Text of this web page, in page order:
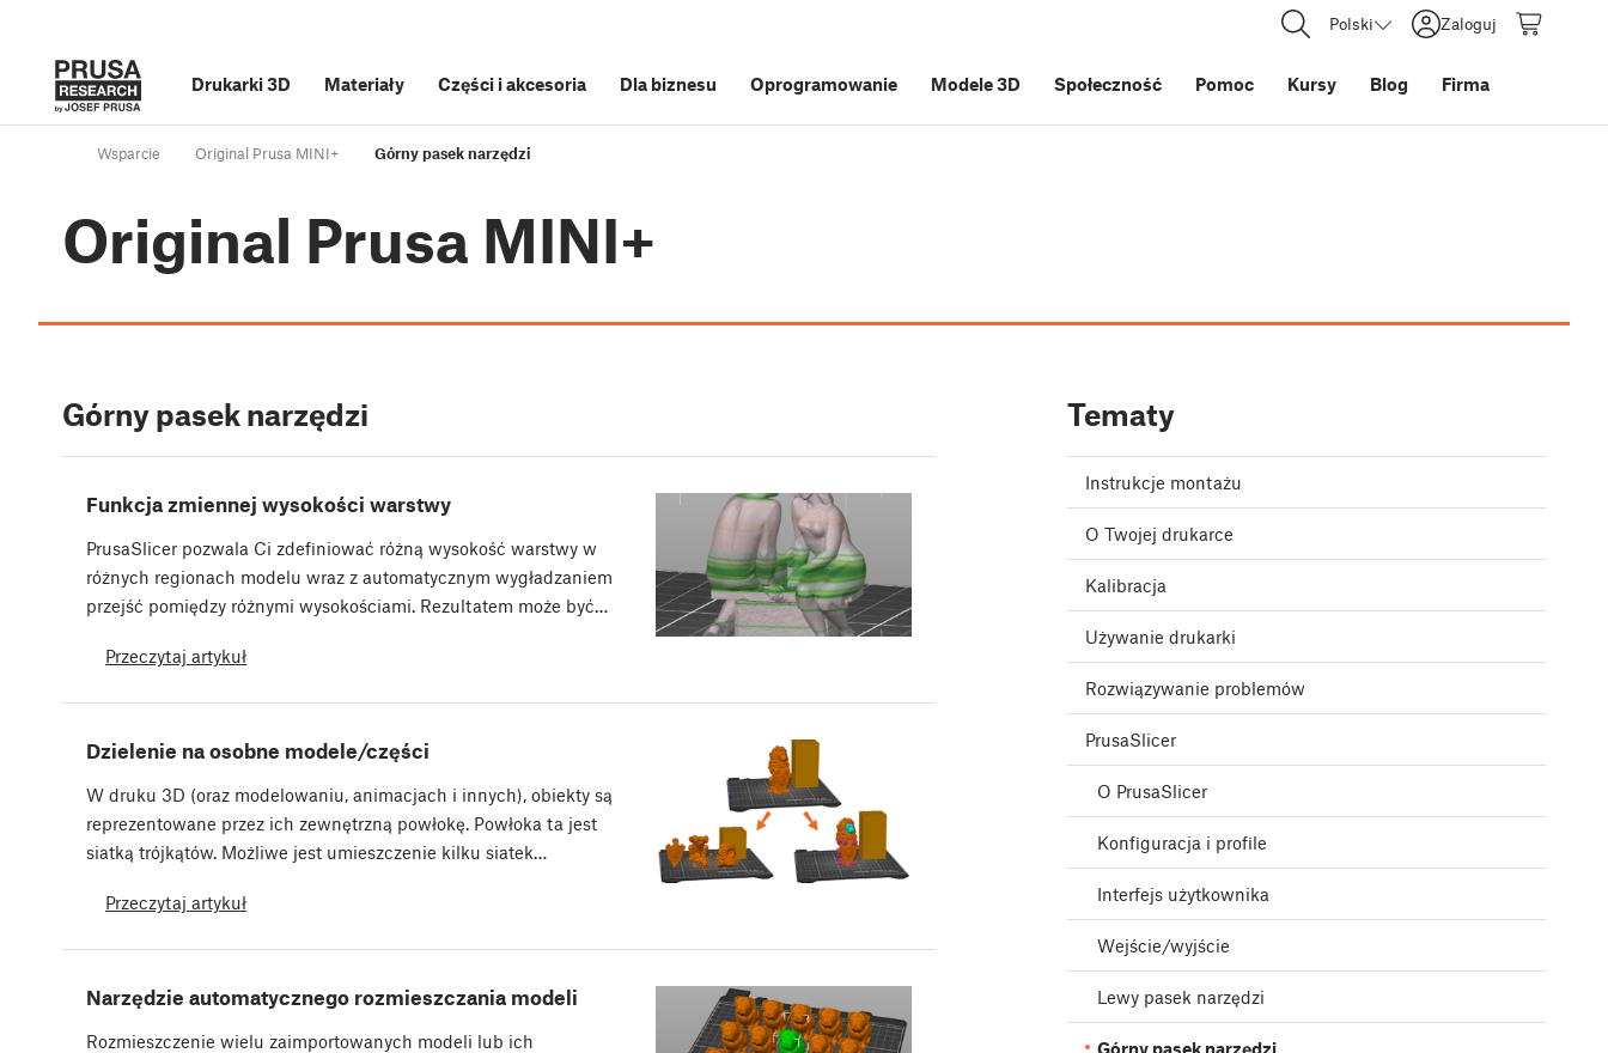
Polski Zaloguj
Drukarki 3D Materiały Części i akcesoria Dla biznesu Oprogramowanie Modele 3D Społeczność Pomoc Kursy Blog Firma
Wsparcie Original Prusa MINI+ Górny pasek narzędzi
Original Prusa MINI+
Górny pasek narzędzi
Funkcja zmiennej wysokości warstwy
PrusaSlicer pozwala Ci zdefiniować różną wysokość warstwy w
różnych regionach modelu wraz z automatycznym wygładzaniem
przejść pomiędzy różnymi wysokościami. Rezultatem może być…
Przeczytaj artykuł
Dzielenie na osobne modele/części
W druku 3D (oraz modelowaniu, animacjach i innych), obiekty są
reprezentowane przez ich zewnętrzną powłokę. Powłoka ta jest
siatką trójkątów. Możliwe jest umieszczenie kilku siatek…
Przeczytaj artykuł
Narzędzie automatycznego rozmieszczania modeli
Rozmieszczenie wielu zaimportowanych modeli lub ich
Tematy
Instrukcje montażu
O Twojej drukarce
Kalibracja
Używanie drukarki
Rozwiązywanie problemów
PrusaSlicer
O PrusaSlicer
Konfiguracja i profile
Interfejs użytkownika
Wejście/wyjście
Lewy pasek narzędzi
Górny pasek narzędzi